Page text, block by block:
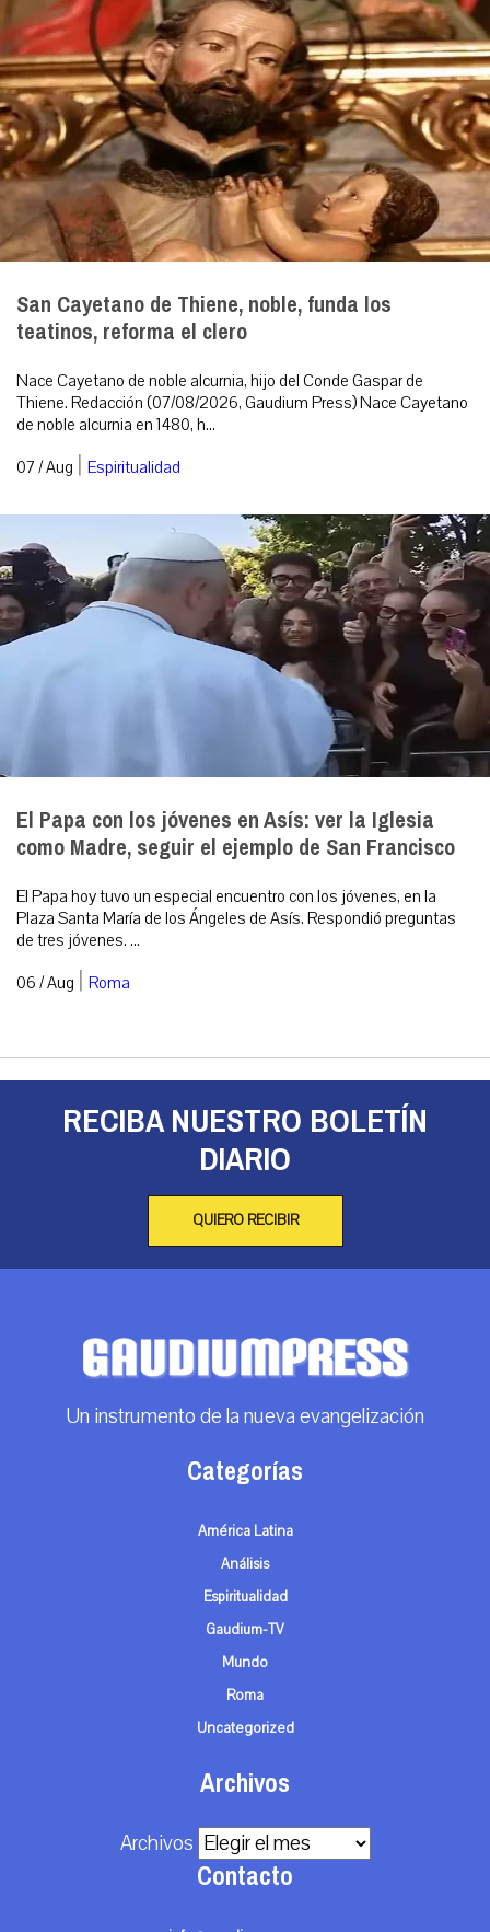
San Cayetano de Thiene, noble, funda los
teatinos, reforma el clero
Nace Cayetano de noble alcurnia, hijo del Conde Gaspar de
Thiene. Redacción (07/08/2026, Gaudium Press) Nace Cayetano
de noble alcurnia en 1480, h...
07 / Aug | Espiritualidad
El Papa con los jóvenes en Asís: ver la Iglesia
como Madre, seguir el ejemplo de San Francisco
El Papa hoy tuvo un especial encuentro con los jóvenes, en la
Plaza Santa María de los Ángeles de Asís. Respondió preguntas
de tres jóvenes. ...
06 / Aug | Roma
RECIBA NUESTRO BOLETÍN
DIARIO
QUIERO RECIBIR
Un instrumento de la nueva evangelización
Categorías
América Latina
Análisis
Espiritualidad
Gaudium-TV
Mundo
Roma
Uncategorized
Archivos
Archivos
Contacto